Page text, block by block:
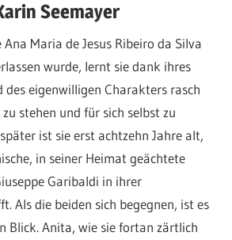
Seemayer
Maria de Jesus Ribeiro da Silva
wurde, lernt sie dank ihres
des eigenwilligen Charakters rasch
stehen und für sich selbst zu
ist sie erst achtzehn Jahre alt,
in seiner Heimat geächtete
Garibaldi in ihrer
Als die beiden sich begegnen, ist es
Blick. Anita, wie sie fortan zärtlich